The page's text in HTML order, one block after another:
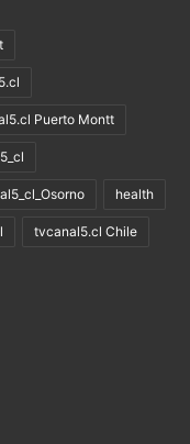
Puerto Montt
health
tvcanal5.cl Chile